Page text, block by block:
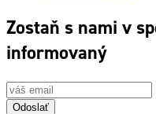
Zostaň s nami v
informovaný
Odoslať